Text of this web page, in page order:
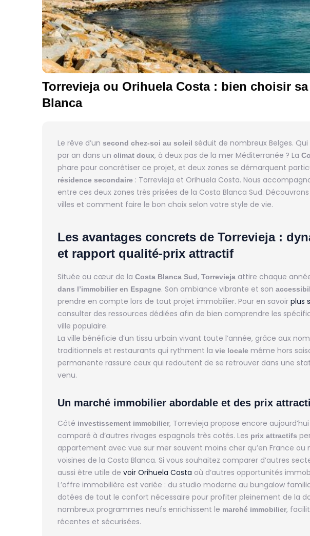
Torrevieja ou Orihuela Costa : bien choisir
Blanca
Le rêve d’un second chez-soi au soleil séduit de nombreux Belges.
par an dans un climat doux, à deux pas de la mer Méditerranée ? La
phare pour concrétiser ce projet, et deux zones se démarquent
résidence secondaire : Torrevieja et Orihuela Costa. Nous
entre ces deux zones très prisées de la Costa Blanca Sud.
villes et comment faire le bon choix selon votre style de vie.
Les avantages concrets de Torrevieja :
et rapport qualité-prix attractif
Située au cœur de la Costa Blanca Sud, Torrevieja attire chaque
dans l’immobilier en Espagne. Son ambiance vibrante et son
prendre en compte lors de tout projet immobilier. Pour en savoir plus
consulter des ressources dédiées afin de bien comprendre les
ville populaire.
La ville bénéficie d’un tissu urbain vivant toute l’année, grâce aux
traditionnels et restaurants qui rythment la vie locale même hors
permanente rassure ceux qui redoutent de se retrouver dans une
venu.
Un marché immobilier abordable et des prix
Côté investissement immobilier, Torrevieja propose encore
comparé à d’autres rivages espagnols très cotés. Les prix attractifs
appartement avec vue sur mer souvent moins cher qu’en France
voisines de la Costa Blanca. Si vous souhaitez comparer d’autres
aussi être utile de voir Orihuela Costa où d’autres opportunités
L’offre immobilière est variée : du studio moderne au bungalow
dotées de tout le confort nécessaire pour profiter pleinement de la
nombreux programmes neufs enrichissent le marché immobilier,
récentes et sécurisées.